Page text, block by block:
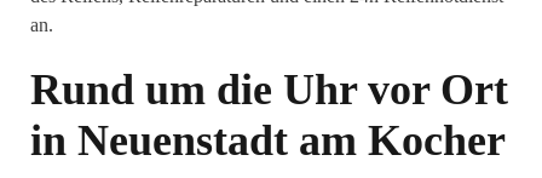
an.
Rund um die Uhr vor Ort
in Neuenstadt am Kocher